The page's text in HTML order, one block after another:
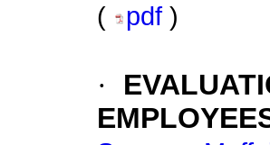
(
pdf )
·